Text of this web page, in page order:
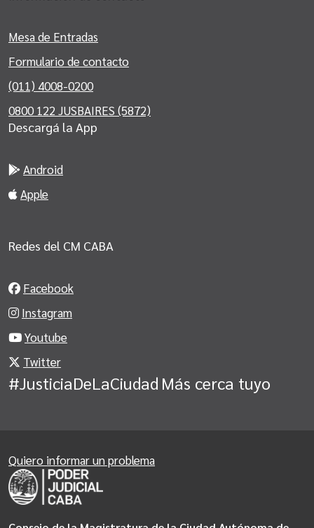
Mesa de Entradas
Formulario de contacto
(011) 4008-0200
0800 122 JUSBAIRES (5872)
Descargá la App
Android
Apple
Redes del CM CABA
Facebook
Instagram
Youtube
Twitter
#JusticiaDeLaCiudad Más cerca tuyo
Quiero informar un problema